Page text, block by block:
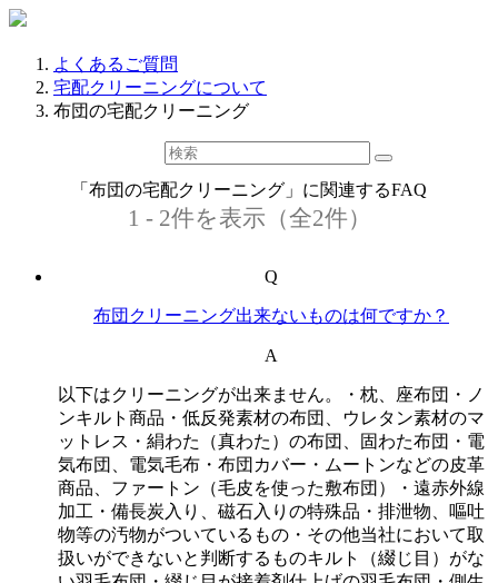
よくあるご質問
宅配クリーニングについて
布団の宅配クリーニング
「布団の宅配クリーニング」に関連するFAQ
1 - 2件を表示（全2件）
Q
布団クリーニング出来ないものは何ですか？
A
以下はクリーニングが出来ません。・枕、座布団・ノ
ンキルト商品・低反発素材の布団、ウレタン素材のマ
ットレス・絹わた（真わた）の布団、固わた布団・電
気布団、電気毛布・布団カバー・ムートンなどの皮革
商品、ファートン（毛皮を使った敷布団）・遠赤外線
加工・備長炭入り、磁石入りの特殊品・排泄物、嘔吐
物等の汚物がついているもの・その他当社において取
扱いができないと判断するものキルト（綴じ目）がな